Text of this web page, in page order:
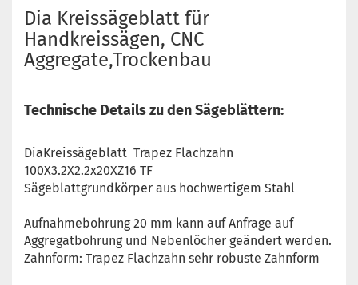
Dia Kreissägeblatt für
Handkreissägen, CNC
Aggregate,Trockenbau
Technische Details zu den Sägeblättern:
DiaKreissägeblatt Trapez Flachzahn
100X3.2X2.2x20XZ16 TF
Sägeblattgrundkörper aus hochwertigem Stahl
Aufnahmebohrung 20 mm kann auf Anfrage auf
Aggregatbohrung und Nebenlöcher geändert werden.
Zahnform: Trapez Flachzahn sehr robuste Zahnform